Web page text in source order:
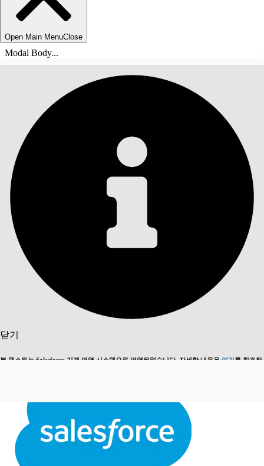
Open Main MenuClose
Modal Body...
닫기
본 텍스트는 Salesforce 기계 번역 시스템으로 번역되었습니다. 자세한 내용은 여기를 참조하
닫기닫기
목차